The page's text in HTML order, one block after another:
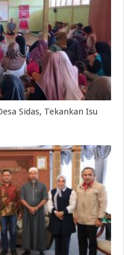
Sidas, Tekankan Isu